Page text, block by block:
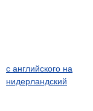
с английского на
нидерландский